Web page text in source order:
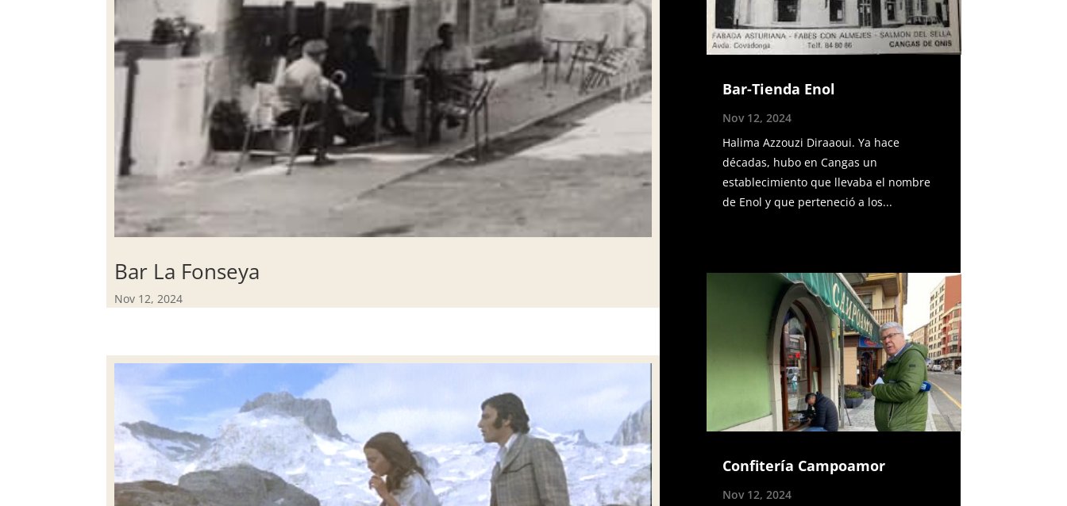
Bar La Fonseya
Nov 12, 2024
Bar-Tienda Enol
Nov 12, 2024
Halima Azzouzi Diraaoui. Ya hace
décadas, hubo en Cangas un
establecimiento que llevaba el nombre
de Enol y que perteneció a los...
Confitería Campoamor
Nov 12, 2024